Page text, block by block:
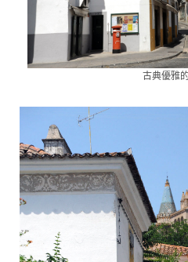
古典優雅